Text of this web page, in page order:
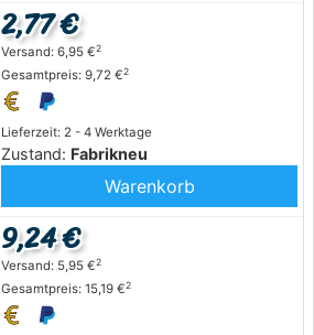
Lieferzeit: 2 - 4 Werktage
Zustand: Fabrikneu
2,77 €
Versand: 6,95 €2
Gesamtpreis: 9,72 €2
Warenkorb
9,24 €
Versand: 5,95 €2
Gesamtpreis: 15,19 €2